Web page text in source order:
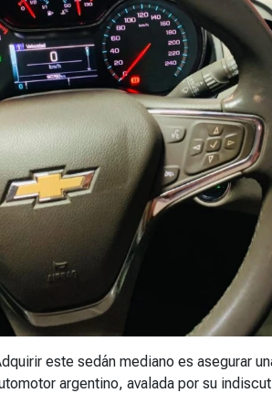
este sedán mediano es asegurar
argentino, avalada por su